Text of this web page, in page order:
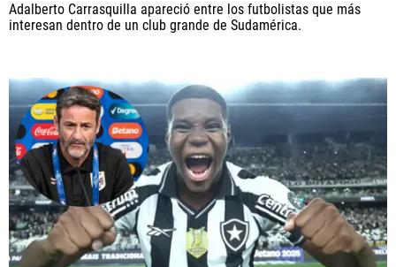
Adalberto Carrasquilla apareció entre los futbolistas que más
interesan dentro de un club grande de Sudamérica.